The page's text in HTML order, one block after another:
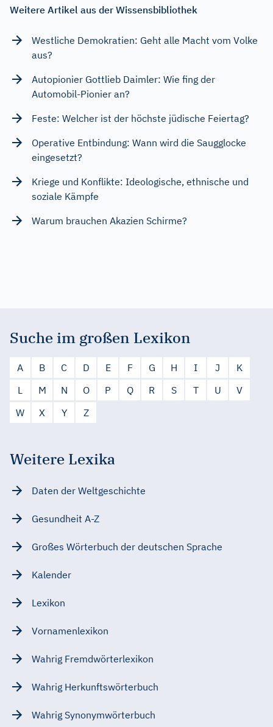
Weitere Artikel aus der Wissensbibliothek
Westliche Demokratien: Geht alle Macht vom Volke
aus?
Autopionier Gottlieb Daimler: Wie fing der
Automobil-Pionier an?
Feste: Welcher ist der höchste jüdische Feiertag?
Operative Entbindung: Wann wird die Saugglocke
eingesetzt?
Kriege und Konflikte: Ideologische, ethnische und
soziale Kämpfe
Warum brauchen Akazien Schirme?
Suche im großen Lexikon
A B C D E F G H I J
K
L
M N O P Q R S T U
V
W
X Y Z
Weitere Lexika
Daten der Weltgeschichte
Gesundheit A-Z
Großes Wörterbuch der deutschen Sprache
Kalender
Lexikon
Vornamenlexikon
Wahrig Fremdwörterlexikon
Wahrig Herkunftswörterbuch
Wahrig Synonymwörterbuch